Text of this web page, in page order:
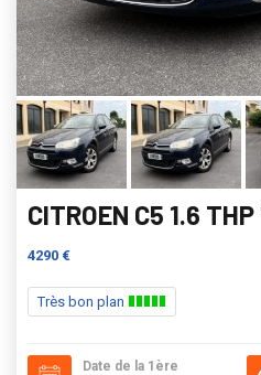
CITROEN C5 1.6
4290 €
Très bon plan
Date de la 1ère